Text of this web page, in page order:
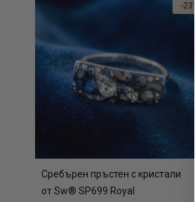
Сребърен пръстен с кристали
от Sw® SP699 Royal
-23%